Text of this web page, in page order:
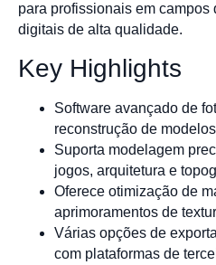
para profissionais em
digitais de alta qualidade.
Key Highlights
Software avançado de
reconstrução de
Suporta modelagem
jogos, arquitetura e
Oferece otimização de
aprimoramentos de
Várias opções de
com plataformas de